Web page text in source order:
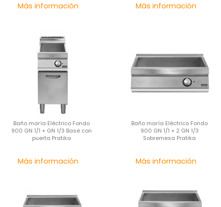
Más información Más información
Baño maría Eléctrico Fondo
900 GN 1/1 + GN 1/3 Base con
puerta Pratika
Más información
Baño maría Eléctrico Fondo
900 GN 1/1 + 2 GN 1/3
Sobremesa Pratika
Más información